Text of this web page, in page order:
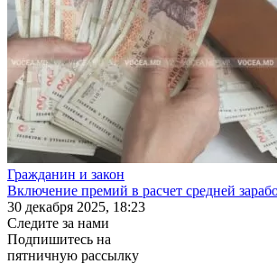
Гражданин и закон
Включение премий в расчет средней
30 декабря 2025, 18:23
Следите за нами
Подпишитесь на
пятничную рассылку